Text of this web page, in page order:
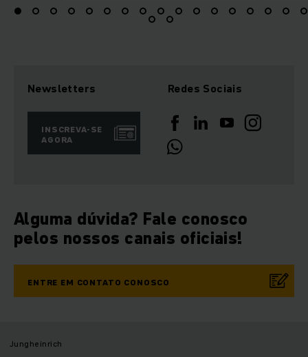
Newsletters
INSCREVA-SE
AGORA
Redes Sociais
Alguma dúvida? Fale conosco
pelos nossos canais oficiais!
ENTRE EM CONTATO CONOSCO
Jungheinrich